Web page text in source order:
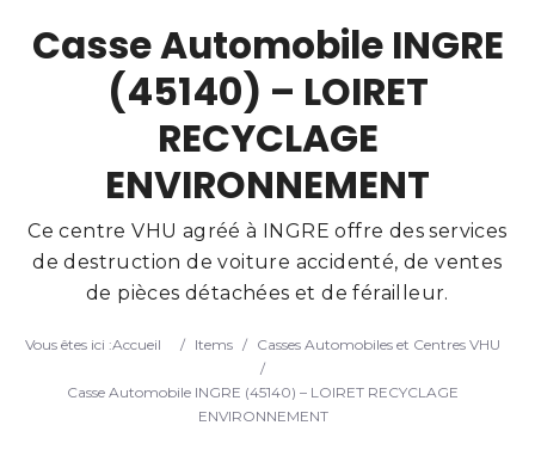
Search
Casse Automobile INGRE
(45140) – LOIRET
RECYCLAGE
ENVIRONNEMENT
Ce centre VHU agréé à INGRE offre des services
de destruction de voiture accidenté, de ventes
de pièces détachées et de férailleur.
Vous êtes ici :Accueil / Items / Casses Automobiles et Centres VHU
/
Casse Automobile INGRE (45140) – LOIRET RECYCLAGE
ENVIRONNEMENT